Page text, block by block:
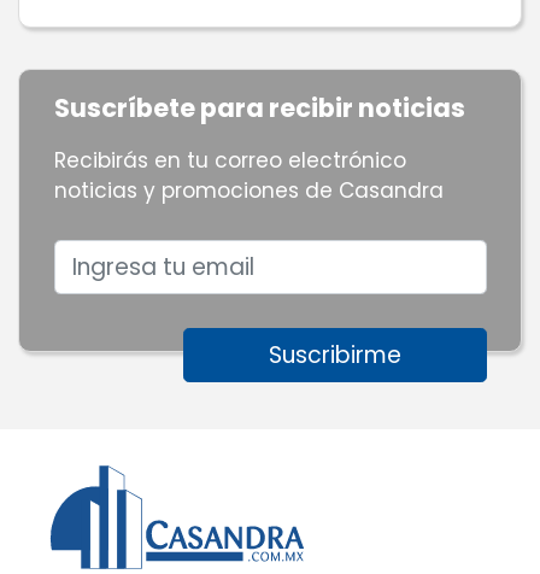
Suscríbete para recibir noticias
Recibirás en tu correo electrónico
noticias y promociones de Casandra